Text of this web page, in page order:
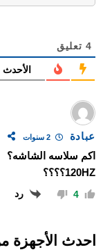
4 تعليق
الأحدث
عبادة 2 سنوات
اكم سلاسه الشاشه؟
120HZ؟؟؟؟
4 رد
احدث الأجهزة